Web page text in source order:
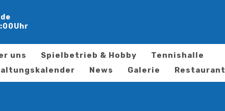
uns Spielbetrieb & Hobby
Tennishalle
News Galerie Restaurant